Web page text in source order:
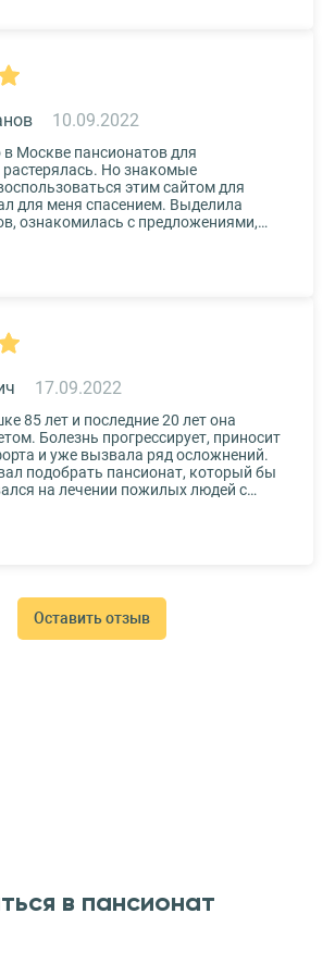
10.09.2022
в Москве пансионатов для
растерялась. Но знакомые
этим сайтом для
для меня спасением. Выделила
ознакомилась с предложениями,
по цене и месту расположения и
Связалась с администрацией
17.09.2022
85 лет и последние 20 лет она
Болезнь прогрессирует, приносит
и уже вызвала ряд осложнений.
подобрать пансионат, который бы
на лечении пожилых людей с
заведения подошли со всей
было, чтобы за прабабушкой
Таким заведением оказался
пожилых Опека. Находится в Москве, в
поэтому проведывать дорогого нам
Оставить отзыв
в пансионат